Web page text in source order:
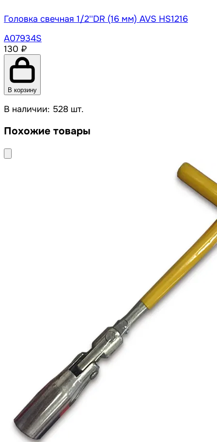
Головка свечная 1/2''DR (16 мм) AVS HS1216
A07934S
130 ₽
В корзину
В наличии: 528 шт.
Похожие товары